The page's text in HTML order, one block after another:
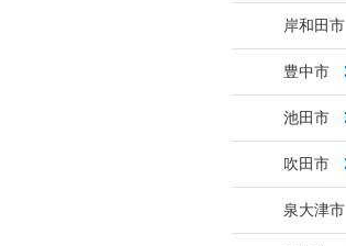
岸和田市
豊中市
池田市
吹田市
泉大津市